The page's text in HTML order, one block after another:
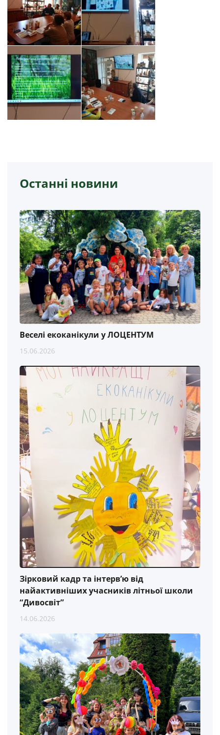
Останні новини
Веселі екоканікули у ЛОЦЕНТУМ
15.06.2026
Зірковий кадр та інтерв’ю від
найактивніших учасників літньої школи
“Дивосвіт”
14.06.2026